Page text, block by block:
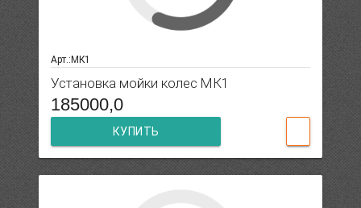
Арт.:МК1
Установка мойки колес МК1
185000,0
КУПИТЬ